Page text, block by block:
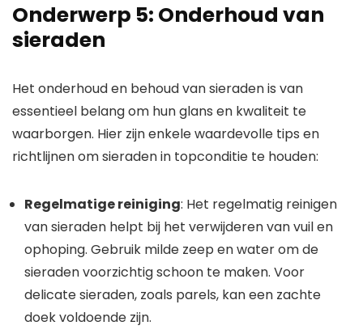
Onderwerp 5: Onderhoud van
sieraden
Het onderhoud en behoud van sieraden is van
essentieel belang om hun glans en kwaliteit te
waarborgen. Hier zijn enkele waardevolle tips en
richtlijnen om sieraden in topconditie te houden:
Regelmatige reiniging: Het regelmatig reinigen
van sieraden helpt bij het verwijderen van vuil en
ophoping. Gebruik milde zeep en water om de
sieraden voorzichtig schoon te maken. Voor
delicate sieraden, zoals parels, kan een zachte
doek voldoende zijn.